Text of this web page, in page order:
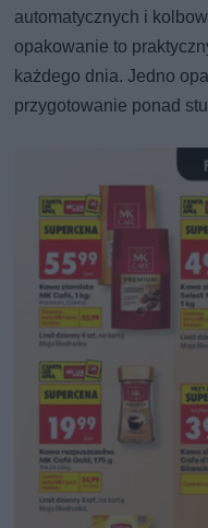
automatycznych i
opakowanie to
każdego dnia. Jedno
przygotowanie ponad